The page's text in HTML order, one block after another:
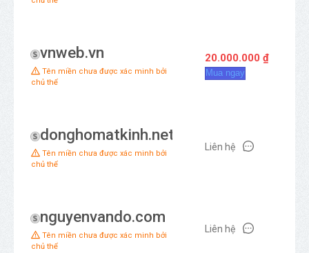
vnweb.vn
Tên miền chưa được xác minh bởi
chủ thể
20.000.000 ₫
Mua ngay
donghomatkinh.net
Tên miền chưa được xác minh bởi
chủ thể
Liên hệ
nguyenvando.com
Tên miền chưa được xác minh bởi
chủ thể
Liên hệ